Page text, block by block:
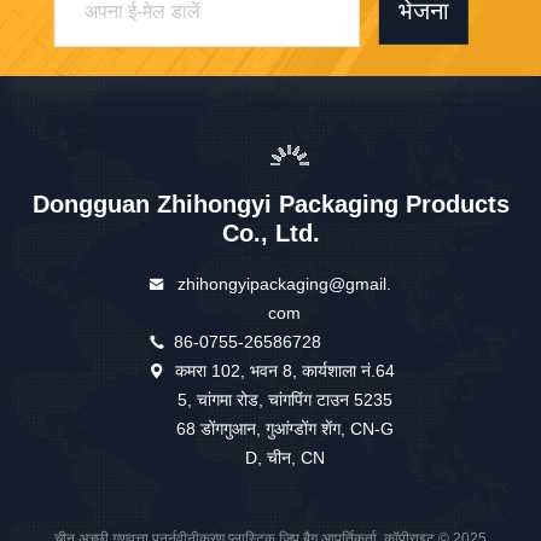
भेजना
Dongguan Zhihongyi Packaging Products
Co., Ltd.
zhihongyipackaging@gmail.
com
86-0755-26586728
कमरा 102, भवन 8, कार्यशाला नं.64
5, चांगमा रोड, चांगपिंग टाउन 5235
68 डोंगगुआन, गुआंग्डोंग शेंग, CN-G
D, चीन, CN